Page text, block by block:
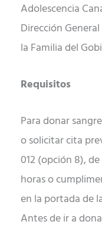
Adolescencia
Dirección
la Familia del
Requisitos
Para donar
o solicitar cita
012 (opción 8),
horas o
en la portada de
Antes de ir a